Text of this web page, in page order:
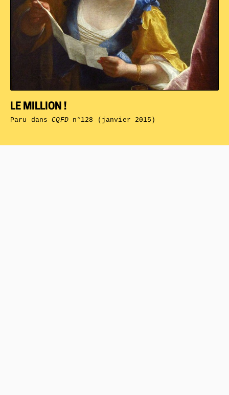
LE MILLION !
Paru dansCQFDn°128 (janvier 2015)